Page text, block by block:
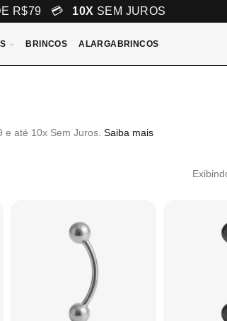
R$79 💳 10X SEM JUROS
BRINCOS ALARGABRINCOS
até 10x Sem Juros. Saiba mais